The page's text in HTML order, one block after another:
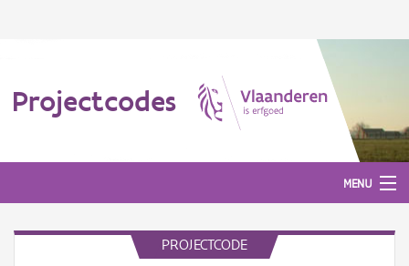
Projectcodes
MENU
PROJECTCODE